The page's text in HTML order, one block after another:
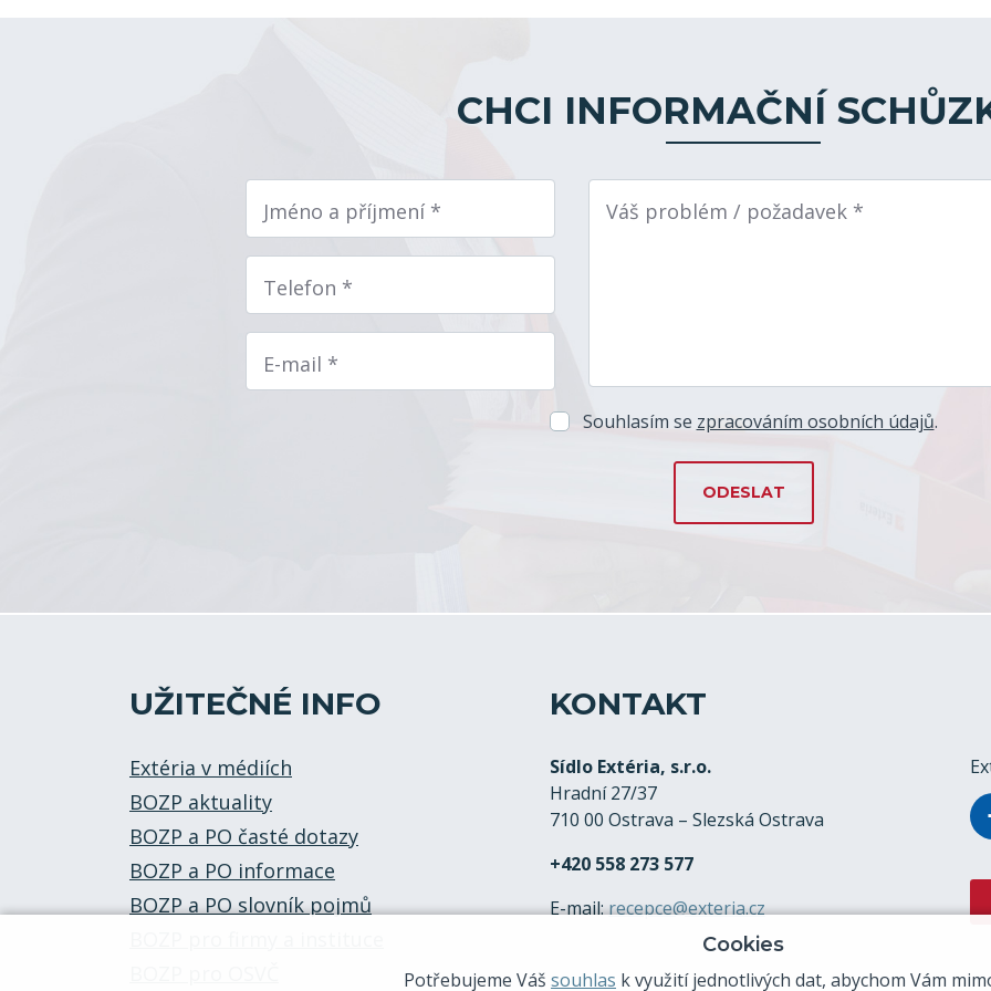
CHCI INFORMAČNÍ
Jméno a příjmení *
Telefon *
E-mail *
Váš problém / požadavek *
Souhlasím se zpracováním osobních údajů.
UŽITEČNÉ INFO
Extéria v médiích
BOZP aktuality
BOZP a PO časté dotazy
BOZP a PO informace
BOZP a PO slovník pojmů
KONTAKT
Sídlo Extéria, s.r.o.
Hradní 27/37
710 00 Ostrava – Slezská Ostrava
+420 558 273 577
E-mail:recepce@exteria.cz
Cookies
Potřebujeme Váš souhlas k využití jednotlivých dat, abychom Vám